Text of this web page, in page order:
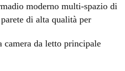
moderno multi-spazio di
di alta qualità per
camera da letto principale